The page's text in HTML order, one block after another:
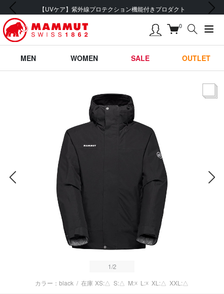
【UVケア】紫外線プロテクション機能付きプロダクト
前の画像 次の画像
0
MEN WOMEN SALE OUTLET
1/2
カラー：black / 在庫 XS:△ S:△ M:☓ L:☓ XL:△ XXL:△